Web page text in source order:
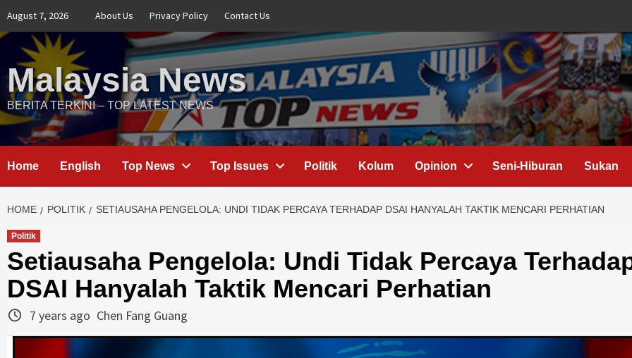
content
August 7, 2026 About Us Privacy Policy Contact Us
Malaysia News
BERITA TERKINI – TOP LATEST NEWS
Home English Top News Top Issues Politik Kolum Opinion Seni-Hiburan Sukan
HOME POLITIK SETIAUSAHA PENGELOLA: UNDI TIDAK PERCAYA TERHADAP DSAI HANYALAH TAKTIK MENCARI PERHATIAN
Politik
Setiausaha Pengelola: Undi Tidak Percaya
DSAI Hanyalah Taktik Mencari Perhatian
7 years ago Chen Fang Guang